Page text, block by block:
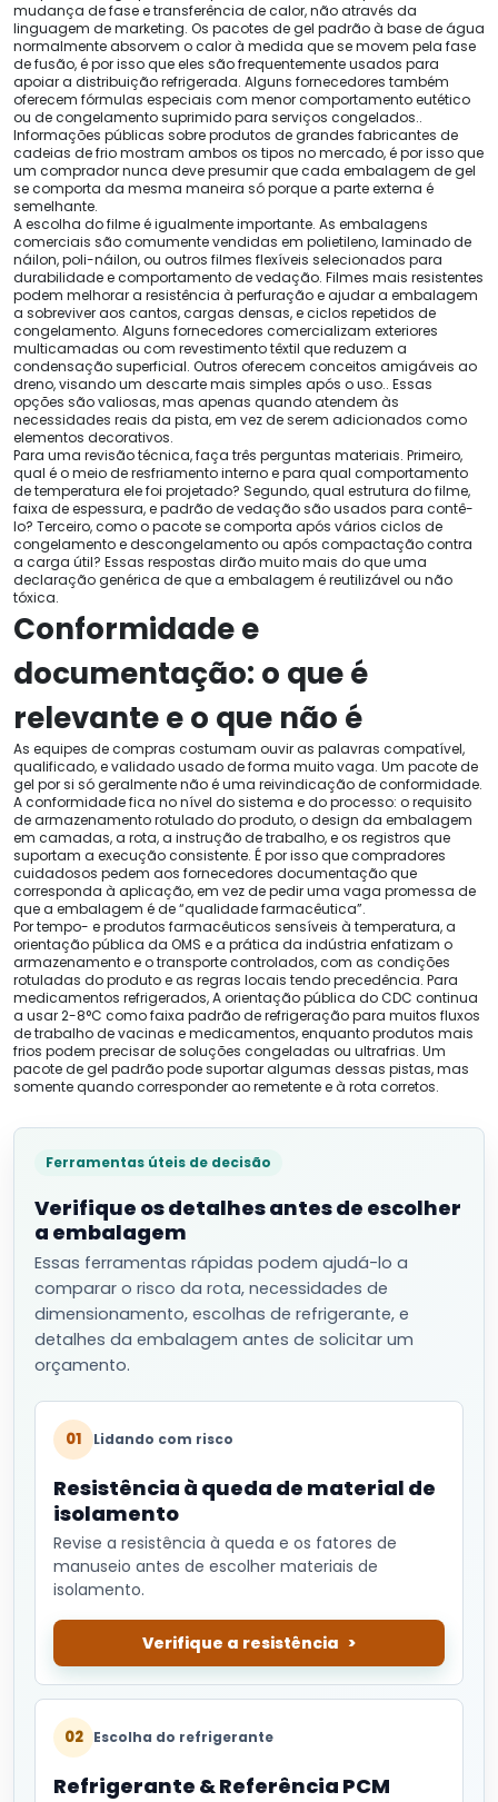
mudança de fase e transferência de calor, não através da
linguagem de marketing. Os pacotes de gel padrão à base de água
normalmente absorvem o calor à medida que se movem pela fase
de fusão, é por isso que eles são frequentemente usados ​​para
apoiar a distribuição refrigerada. Alguns fornecedores também
oferecem fórmulas especiais com menor comportamento eutético
ou de congelamento suprimido para serviços congelados..
Informações públicas sobre produtos de grandes fabricantes de
cadeias de frio mostram ambos os tipos no mercado, é por isso que
um comprador nunca deve presumir que cada embalagem de gel
se comporta da mesma maneira só porque a parte externa é
semelhante.
A escolha do filme é igualmente importante. As embalagens
comerciais são comumente vendidas em polietileno, laminado de
náilon, poli-náilon, ou outros filmes flexíveis selecionados para
durabilidade e comportamento de vedação. Filmes mais resistentes
podem melhorar a resistência à perfuração e ajudar a embalagem
a sobreviver aos cantos, cargas densas, e ciclos repetidos de
congelamento. Alguns fornecedores comercializam exteriores
multicamadas ou com revestimento têxtil que reduzem a
condensação superficial. Outros oferecem conceitos amigáveis ​​ao
dreno, visando um descarte mais simples após o uso.. Essas
opções são valiosas, mas apenas quando atendem às
necessidades reais da pista, em vez de serem adicionados como
elementos decorativos.
Para uma revisão técnica, faça três perguntas materiais. Primeiro,
qual é o meio de resfriamento interno e para qual comportamento
de temperatura ele foi projetado? Segundo, qual estrutura do filme,
faixa de espessura, e padrão de vedação são usados ​​para contê-
lo? Terceiro, como o pacote se comporta após vários ciclos de
congelamento e descongelamento ou após compactação contra
a carga útil? Essas respostas dirão muito mais do que uma
declaração genérica de que a embalagem é reutilizável ou não
tóxica.
Conformidade e
documentação: o que é
relevante e o que não é
As equipes de compras costumam ouvir as palavras compatível,
qualificado, e validado usado de forma muito vaga. Um pacote de
gel por si só geralmente não é uma reivindicação de conformidade.
A conformidade fica no nível do sistema e do processo: o requisito
de armazenamento rotulado do produto, o design da embalagem
em camadas, a rota, a instrução de trabalho, e os registros que
suportam a execução consistente. É por isso que compradores
cuidadosos pedem aos fornecedores documentação que
corresponda à aplicação, em vez de pedir uma vaga promessa de
que a embalagem é de “qualidade farmacêutica”.
Por tempo- e produtos farmacêuticos sensíveis à temperatura, a
orientação pública da OMS e a prática da indústria enfatizam o
armazenamento e o transporte controlados, com as condições
rotuladas do produto e as regras locais tendo precedência. Para
medicamentos refrigerados, A orientação pública do CDC continua
a usar 2-8°C como faixa padrão de refrigeração para muitos fluxos
de trabalho de vacinas e medicamentos, enquanto produtos mais
frios podem precisar de soluções congeladas ou ultrafrias. Um
pacote de gel padrão pode suportar algumas dessas pistas, mas
somente quando corresponder ao remetente e à rota corretos.
Ferramentas úteis de decisão
Verifique os detalhes antes de escolher
a embalagem
Essas ferramentas rápidas podem ajudá-lo a
comparar o risco da rota, necessidades de
dimensionamento, escolhas de refrigerante, e
detalhes da embalagem antes de solicitar um
orçamento.
01 Lidando com risco
Resistência à queda de material de
isolamento
Revise a resistência à queda e os fatores de
manuseio antes de escolher materiais de
isolamento.
Verifique a resistência
02 Escolha do refrigerante
Refrigerante & Referência PCM